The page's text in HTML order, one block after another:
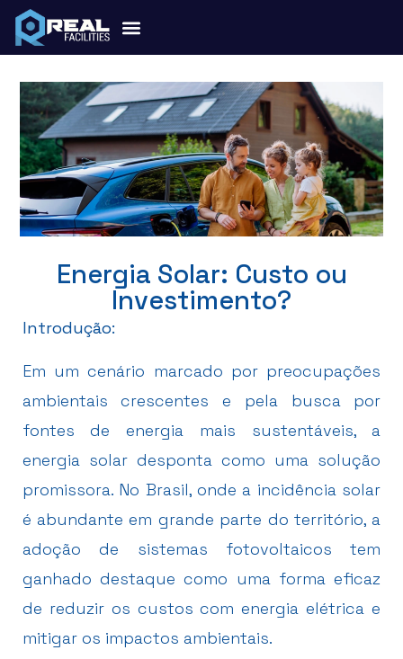
Energia Solar: Custo ou
Investimento?
Introdução:
Em um cenário marcado por preocupações
ambientais crescentes e pela busca por
fontes de energia mais sustentáveis, a
energia solar desponta como uma solução
promissora. No Brasil, onde a incidência solar
é abundante em grande parte do território, a
adoção de sistemas fotovoltaicos tem
ganhado destaque como uma forma eficaz
de reduzir os custos com energia elétrica e
mitigar os impactos ambientais.